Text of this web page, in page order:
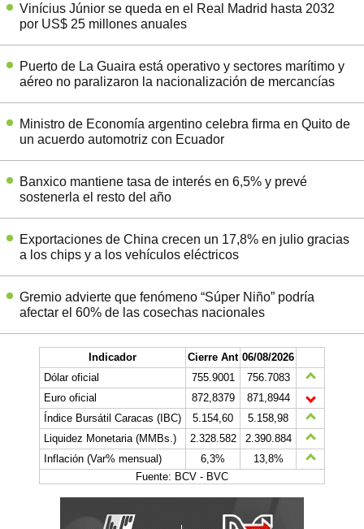
Vinícius Júnior se queda en el Real Madrid hasta 2032
por US$ 25 millones anuales
Puerto de La Guaira está operativo y sectores marítimo y
aéreo no paralizaron la nacionalización de mercancías
Ministro de Economía argentino celebra firma en Quito de
un acuerdo automotriz con Ecuador
Banxico mantiene tasa de interés en 6,5% y prevé
sostenerla el resto del año
Exportaciones de China crecen un 17,8% en julio gracias
a los chips y a los vehículos eléctricos
Gremio advierte que fenómeno “Súper Niño” podría
afectar el 60% de las cosechas nacionales
Indicador Cierre Ant 06/08/2026
Dólar oficial
755.9001
756.7083
Euro oficial
872,8379
871,8944
Índice Bursátil Caracas (IBC)
5.154,60
5.158,98
Liquidez Monetaria (MMBs.)
2.328.582
2.390.884
Inflación (Var% mensual)
6,3%
13,8%
Fuente: BCV - BVC